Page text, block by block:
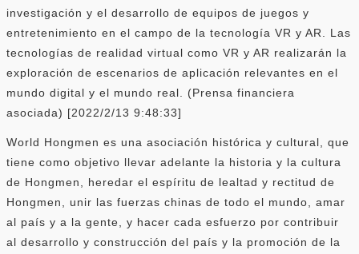
investigación y el desarrollo de equipos de juegos y
entretenimiento en el campo de la tecnología VR y AR. Las
tecnologías de realidad virtual como VR y AR realizarán la
exploración de escenarios de aplicación relevantes en el
mundo digital y el mundo real. (Prensa financiera
asociada) [2022/2/13 9:48:33]
World Hongmen es una asociación histórica y cultural, que
tiene como objetivo llevar adelante la historia y la cultura
de Hongmen, heredar el espíritu de lealtad y rectitud de
Hongmen, unir las fuerzas chinas de todo el mundo, amar
al país y a la gente, y hacer cada esfuerzo por contribuir
al desarrollo y construcción del país y la promoción de la